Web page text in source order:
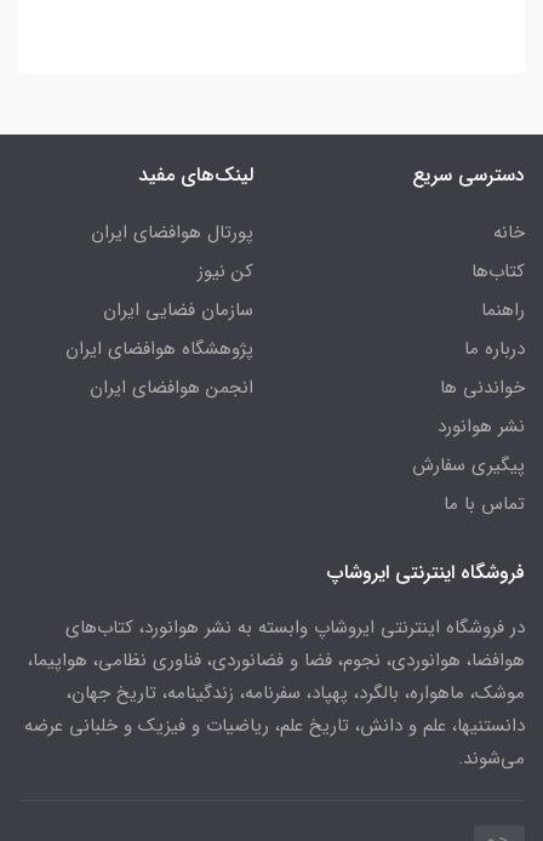
دسترسی سریع
خانه
کتاب‌ها
راهنما
درباره ما
خواندنی ها
نشر هوانورد
پیگیری سفارش
تماس با ما
لینک‌های مفید
پورتال هوافضای ایران
کن نیوز
سازمان فضایی ایران
پژوهشگاه هوافضای ایران
انجمن هوافضای ایران
فروشگاه اینترنتی ایروشاپ
در فروشگاه اینترنتی ایروشاپ وابسته به نشر هوانورد، کتاب‌های
هوافضا، هوانوردی، نجوم، فضا و فضانوردی، فناوری نظامی، هواپیما،
موشک، ماهواره، بالگرد، پهپاد، سفرنامه، زندگینامه، تاریخ جهان،
دانستنیها، علم و دانش، تاریخ علم، ریاضیات و فیزیک و خلبانی عرضه
می‌شوند.